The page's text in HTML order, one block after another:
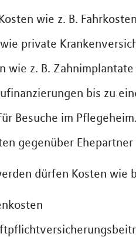
wie z. B.
private
wie z. B.
bis zu
Besuche im
gegenüber Ehepartner
dürfen Kosten wie